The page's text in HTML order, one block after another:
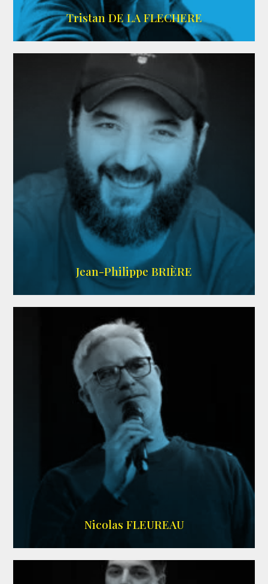
IMDB
Tristan DE LA FLECHERE
LINKEDIN
Jean-Philippe BRIÈRE
Nicolas FLEUREAU